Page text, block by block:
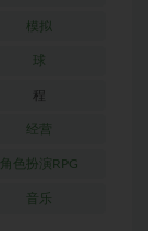
模拟
球
程
经营
角色扮演RPG
音乐